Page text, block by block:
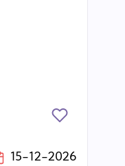
15-12-2026